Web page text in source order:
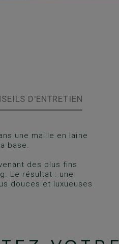
D'ENTRETIEN
une maille en laine
base.
des plus fins
Le résultat : une
douces et luxueuses